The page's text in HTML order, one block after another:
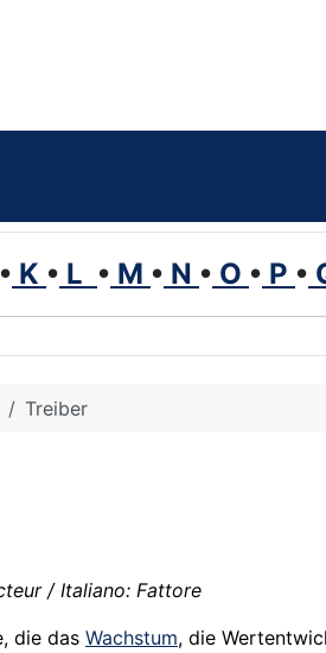
• K • L • M • N • O • P •
Treiber
/ Italiano: Fattore
die das Wachstum, die